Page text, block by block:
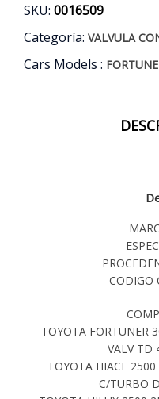
SKU: 0016509
Categoría: VALVULA
Cars Models :
CODIGO
TOYOTA FORTUNER
VALV TD
TOYOTA HIACE
C/TURBO